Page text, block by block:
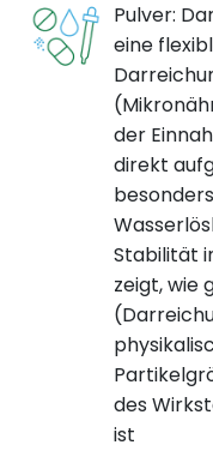
Pulver:
eine
der
direkt
Stabilität
zeigt, wie
des
ist